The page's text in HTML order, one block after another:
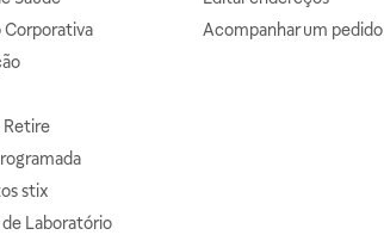
Corporativa
Retire
stix
de Laboratório
Acompanhar um pedido